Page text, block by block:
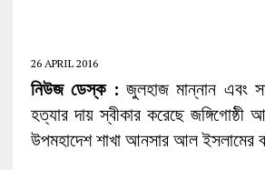
26 APRIL 2016
নিউজ ডেস্ক : জুলহাজ মান্নান এবং
হত্যার দায় স্বীকার করেছে জঙ্গিগোষ্ঠী
উপমহাদেশ শাখা আনসার আল ইসলামের